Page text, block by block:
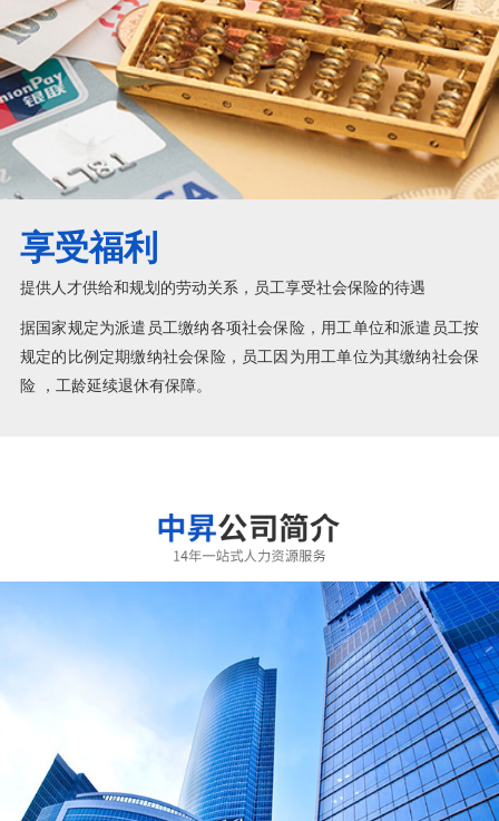
享受福利
提供人才供给和规划的劳动关系，员工享受社会保险的待遇
据国家规定为派遣员工缴纳各项社会保险，用工单位和派遣员工按
规定的比例定期缴纳社会保险，员工因为用工单位为其缴纳社会保
险 ，工龄延续退休有保障。